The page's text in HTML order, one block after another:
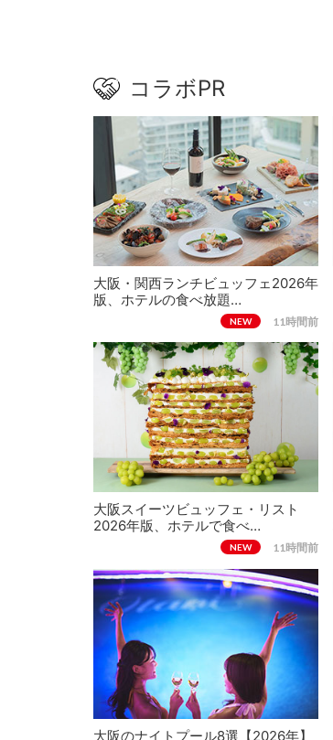
コラボPR
大阪・関西ランチビュッフェ2026年
版、ホテルの食べ放題…
NEW 11時間前
大阪スイーツビュッフェ・リスト
2026年版、ホテルで食べ…
NEW 11時間前
大阪のナイトプール8選【2026年】